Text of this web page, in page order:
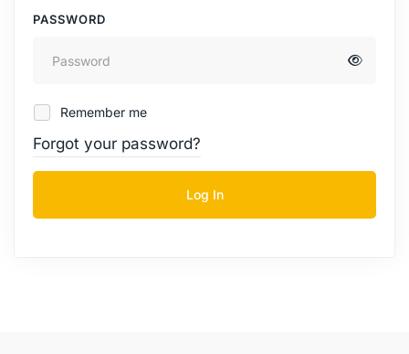
PASSWORD
Remember me
Forgot your password?
Log In